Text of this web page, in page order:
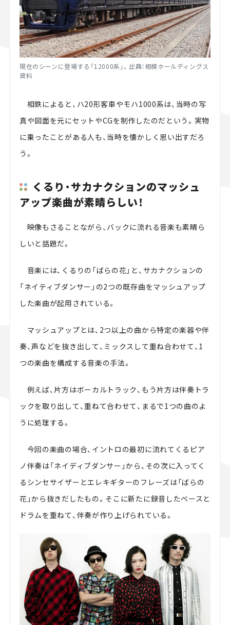
現在のシーンに登場する「12000系」。出典：相模ホールディングス
資料
相鉄によると、ハ20形客車やモハ1000系は、当時の写
真や図面を元にセットやCGを制作したのだという。実物
に乗ったことがある人も、当時を懐かしく思い出すだろ
う。
くるり・サカナクションのマッシュ
アップ楽曲が素晴らしい！
映像もさることながら、バックに流れる音楽も素晴ら
しいと話題だ。
音楽には、くるりの「ばらの花」と、サカナクションの
「ネイティブダンサー」の2つの既存曲をマッシュアップ
した楽曲が起用されている。
マッシュアップとは、2つ以上の曲から特定の楽器や伴
奏、声などを抜き出して、ミックスして重ね合わせて、1
つの楽曲を構成する音楽の手法。
例えば、片方はボーカルトラック、もう片方は伴奏トラ
ックを取り出して、重ねて合わせて、まるで1つの曲のよ
うに処理する。
今回の楽曲の場合、イントロの最初に流れてくるピア
ノ伴奏は「ネイディブダンサー」から、その次に入ってく
るシンセサイザーとエレキギターのフレーズは「ばらの
花」から抜きだしたもの。そこに新たに録音したベースと
ドラムを重ねて、伴奏が作り上げられている。